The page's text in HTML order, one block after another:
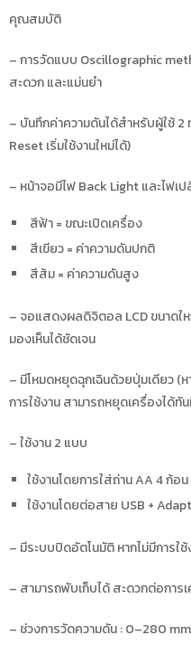
คุณสมบัติ
– การวัดแบบ Oscillographic
สะดวก และแม่นยำ
– บันทึกค่าความดันได้สำหรับผู้ใช้ 2
Reset เริ่มใช้งานใหม่ได้)
– หน้าจอมีไฟ Back Light และไฟเ
สีฟ้า = ขณะเปิดเครื่อง
สีเขียว = ค่าความดันปกติ
สีส้ม = ค่าความดันสูง
– จอแสดงผลดิจิตอล LCD ขนาด
มองเห็นได้ชัดเจน
– มีโหมดหยุดฉุกเฉินด้วยปุ่มเดียว (
การใช้งาน สามารถหยุดเครื่องได้
– ใช้งาน 2 แบบ
ใช้งานโดยการใส่ถ่าน AA 4 ก้อน
ใช้งานโดยต่อสาย USB +
– มีระบบปิดอัตโนมัติ หากไม่มีการใช้
– สามารถพับเก็บได้ สะดวกต่อการ
– ช่วงการวัดความดัน : 0–280